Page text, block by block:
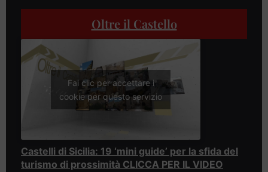
Oltre il Castello
Fai clic per accettare i
cookie per questo servizio
Castelli di Sicilia: 19 ‘mini guide’ per la sfida del
turismo di prossimità CLICCA PER IL VIDEO